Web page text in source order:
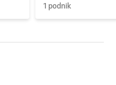
1 podnik